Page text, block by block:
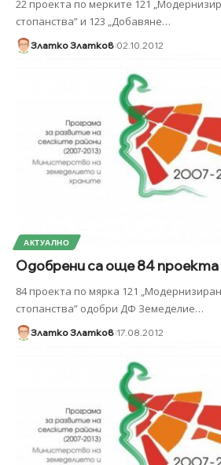
22 проекта по мерките 121
стопанства” и 123 „Добавяне…
Златко Златков 02.10.2012
АКТУАЛНО
Одобрeни са още 84 проекта
84 проекта по мярка 121
стопанства” одобри ДФ Земеделие…
Златко Златков 17.08.2012